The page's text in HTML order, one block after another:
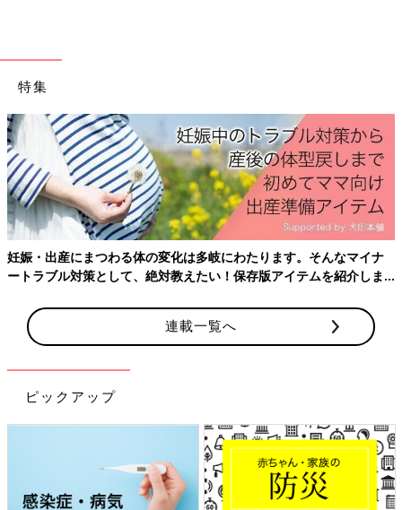
格も活発な子」などと、胎動と性格は関係していると言われるこ
ウィメンズパークの体験談を見ると、「胎動が強い=男の子」と
いう説は否定している人も多いようですが、「胎動が強いとかな
り活発な子！」と感じる人は結構いるようで、たとえば「おなか
を蹴とばしていた赤ちゃんが、生まれてきたらやはりなかなか寝
てくれない暴れん坊だった」という声や、「姉弟で胎動の強さは
違ったし、やはり強い子が活発だった」という声が寄せられてい
ます。
胎動は妊娠中だけに感じられる感覚です。胎動を感じながら、
「この子はどんな性格かな？」などと考えるのも妊娠中の楽しい
ひとときですね。
【胎動が激しくてやはり暴れん坊】
坊かなと想像はしていましたが、やっぱりそうみたいです。あま
り寝ない子のようで、おむつを替えて
ベッドに置くとすぐに泣いちゃいます。
【兄妹で胎動の強さが全然違う】
生まれてきた2人を比べてみて思うことですが、性別は関係ない
かな。でも、個人的には性格は大いに関係ありそうな気がしま
特集
妊娠・出産にまつわる体の変化は多岐にわたります。そんなマイナ
ートラブル対策として、絶対教えたい！保存版アイテムを紹介しま
連載一覧へ
ピックアップ